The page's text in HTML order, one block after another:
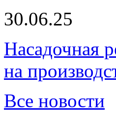
30.06.25
Насадочная
на
Все новости